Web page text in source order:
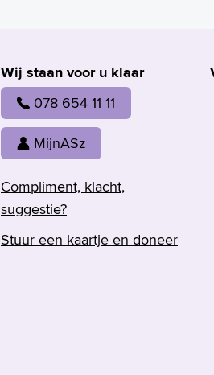
Wij staan voor u klaar
078 654 11 11
MijnASz
Compliment, klacht,
suggestie?
Stuur een kaartje en doneer